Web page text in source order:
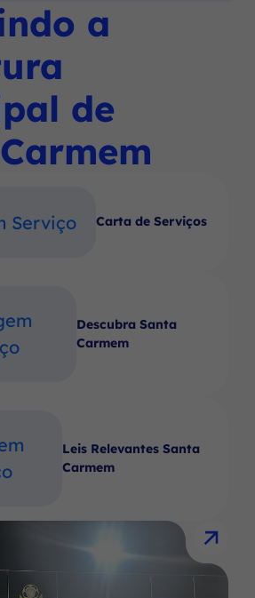
Instagram
Facebook
Youtube
a
de
Carta de Serviços
Descubra Santa
Carmem
Leis Relevantes Santa
Carmem